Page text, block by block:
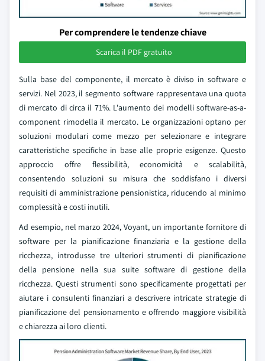
Per comprendere le tendenze chiave
Scarica il PDF gratuito
Sulla base del componente, il mercato è diviso in software e
servizi. Nel 2023, il segmento software rappresentava una quota
di mercato di circa il 71%. L'aumento dei modelli software-as-a-
component rimodella il mercato. Le organizzazioni optano per
soluzioni modulari come mezzo per selezionare e integrare
caratteristiche specifiche in base alle proprie esigenze. Questo
approccio offre flessibilità, economicità e scalabilità,
consentendo soluzioni su misura che soddisfano i diversi
requisiti di amministrazione pensionistica, riducendo al minimo
complessità e costi inutili.
Ad esempio, nel marzo 2024, Voyant, un importante fornitore di
software per la pianificazione finanziaria e la gestione della
ricchezza, introdusse tre ulteriori strumenti di pianificazione
della pensione nella sua suite software di gestione della
ricchezza. Questi strumenti sono specificamente progettati per
aiutare i consulenti finanziari a descrivere intricate strategie di
pianificazione del pensionamento e offrendo maggiore visibilità
e chiarezza ai loro clienti.